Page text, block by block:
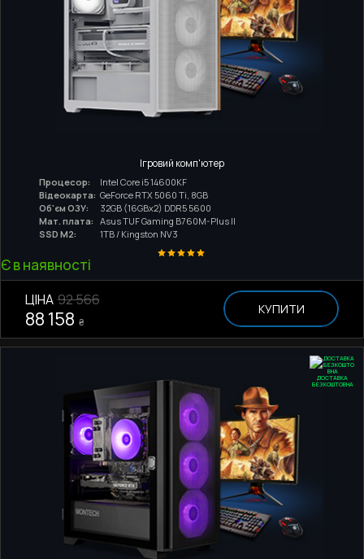
Ігровий комп'ютер
Процесор:
Intel Core i5 14600KF
Відеокарта: GeForce RTX 5060 Ti, 8GB
Об'єм ОЗУ:
32GB (16GBx2) DDR5 5600
Мат. плата:
Asus TUF Gaming B760M-Plus II
SSD M2:
1TB / Kingston NV3
Є в наявності
ЦІНА 92 566
88 158 ₴
КУПИТИ
ДОСТАВКА
БЕЗКОШТОВНА